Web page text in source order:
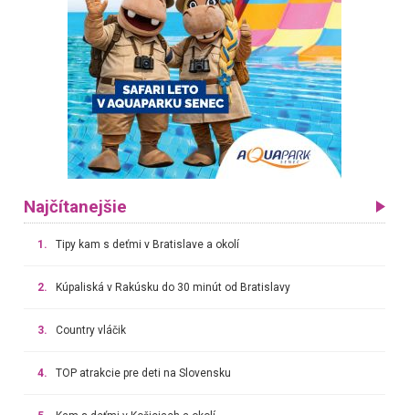
Najčítanejšie
1. Tipy kam s deťmi v Bratislave a okolí
2. Kúpaliská v Rakúsku do 30 minút od Bratislavy
3. Country vláčik
4. TOP atrakcie pre deti na Slovensku